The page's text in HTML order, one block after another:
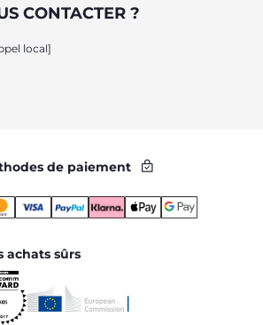
CONTACTER ?
local]
de paiement
achats sûrs